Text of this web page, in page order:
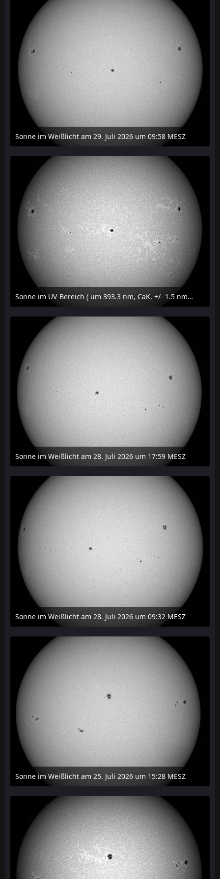
Sonne im Weißlicht am 29. Juli 2026 um 09:58 MESZ
31. Juli 2026 um 20:03
Sonne im UV-Bereich ( um 393.3 nm, CaK, +/- 1.5 nm) am 29. Juli 2026 um 09:50 MESZ
31. Juli 2026 um 20:03
Sonne im Weißlicht am 28. Juli 2026 um 17:59 MESZ
31. Juli 2026 um 20:03
Sonne im Weißlicht am 28. Juli 2026 um 09:32 MESZ
31. Juli 2026 um 20:03
Sonne im Weißlicht am 25. Juli 2026 um 15:28 MESZ
27. Juli 2026 um 21:15